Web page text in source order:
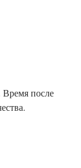
после